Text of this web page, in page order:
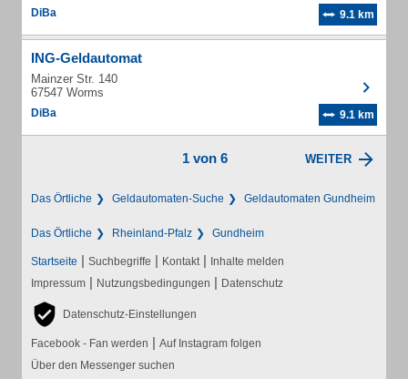
DiBa 9.1 km
ING-Geldautomat
Mainzer Str. 140
67547 Worms
DiBa 9.1 km
1 von 6 WEITER
Das Örtliche Geldautomaten-Suche Geldautomaten Gundheim
Das Örtliche Rheinland-Pfalz Gundheim
Startseite | Suchbegriffe | Kontakt | Inhalte melden
Impressum | Nutzungsbedingungen | Datenschutz
Datenschutz-Einstellungen
Facebook - Fan werden | Auf Instagram folgen
Über den Messenger suchen